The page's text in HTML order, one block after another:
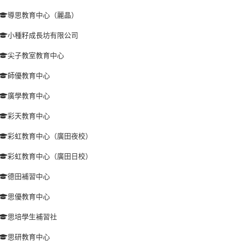
導思教育中心（麗晶）
小種籽成長坊有限公司
尖子教室教育中心
師優教育中心
廣學教育中心
彩天教育中心
彩虹教育中心（廣田夜校）
彩虹教育中心（廣田日校）
德田補習中心
思優教育中心
思培學生補習社
思研教育中心